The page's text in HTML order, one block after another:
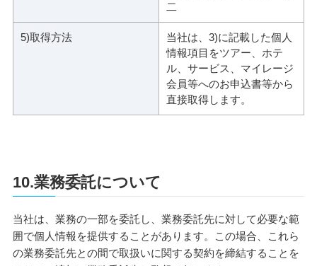
二
5)取得方法
当社は、3)に記載した個人
情報項目をツアー、ホテ
ル、サービス、マイレージ
会員等へのお申込書等から
直接取得します。
10.業務委託について
当社は、業務の一部を委託し、業務委託先に対して必要な範
囲で個人情報を提供することがあります。この場合、これら
の業務委託先との間で取扱いに関する契約を締結することを